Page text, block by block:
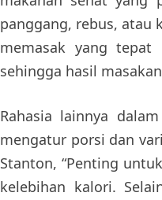
panggang, rebus, atau
memasak yang tepat
sehingga hasil
Rahasia lainnya
mengatur porsi dan
Stanton, “Penting
kelebihan kalori.